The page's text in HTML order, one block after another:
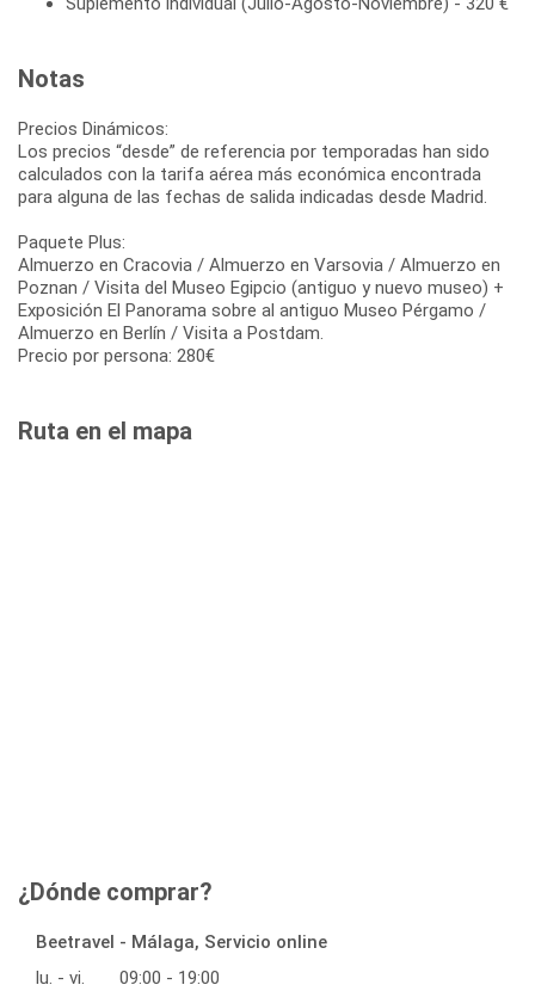
Notas
Precios Dinámicos:
Los precios “desde” de referencia por temporadas han sido
calculados con la tarifa aérea más económica encontrada
para alguna de las fechas de salida indicadas desde Madrid.
Paquete Plus:
Almuerzo en Cracovia / Almuerzo en Varsovia / Almuerzo en
Poznan / Visita del Museo Egipcio (antiguo y nuevo museo) +
Exposición El Panorama sobre al antiguo Museo Pérgamo /
Almuerzo en Berlín / Visita a Postdam.
Precio por persona: 280€
Ruta en el mapa
¿Dónde comprar?
Beetravel - Málaga, Servicio online
lu. - vi.
09:00 - 19:00